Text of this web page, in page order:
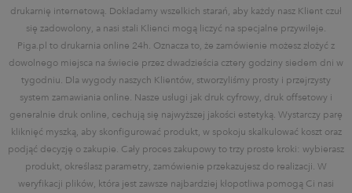
drukarnię internetową. Dokładamy wszelkich starań, aby każdy nasz Klient czuł
się zadowolony, a nasi stali Klienci mogą liczyć na specjalne przywileje.
Piga.pl to drukarnia online 24h. Oznacza to, że zamówienie możesz złożyć z
dowolnego miejsca na świecie przez dwadzieścia cztery godziny siedem dni w
tygodniu. Dla wygody naszych Klientów, stworzyliśmy prosty i przejrzysty
system zamawiania online. Nasze usługi jak druk cyfrowy, druk offsetowy i
generalnie druk online, cechują się najwyższej jakości estetyką. Wystarczy parę
kliknięć myszką, aby skonfigurować produkt, w spokoju skalkulować koszt oraz
podjąć decyzję o zakupie. Cały proces zakupowy to trzy proste kroki: wybierasz
produkt, określasz parametry, zamówienie przekazujesz do realizacji. W
weryfikacji plików, która jest zawsze najbardziej kłopotliwa pomogą Ci nasi